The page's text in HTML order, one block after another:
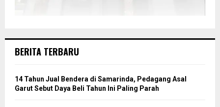
BERITA TERBARU
14 Tahun Jual Bendera di Samarinda, Pedagang Asal
Garut Sebut Daya Beli Tahun Ini Paling Parah